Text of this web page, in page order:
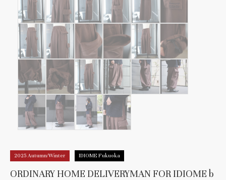
2025 Autumn/Winter IDIOME Fukuoka
ORDINARY HOME DELIVERYMAN FOR IDIOME b